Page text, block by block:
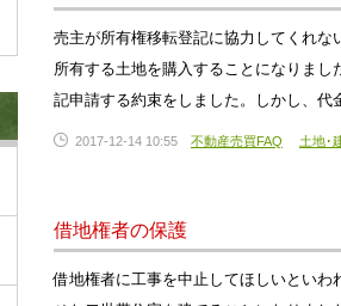
売主が所有権移転登記に協力してくれ
所有する土地を購入することになりま
記申請する約束をしました。しかし、
2017-12-14 10:55 不動産売買FAQ 土地･
借地権者の保護
借地権者に工事を中止してほしいとい